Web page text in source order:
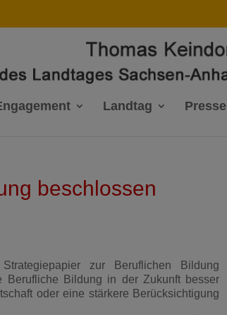
Landtag Presse
beschlossen
zur Beruflichen Bildung
Berufliche Bildung in der Zukunft besser
oder eine stärkere Berücksichtigung